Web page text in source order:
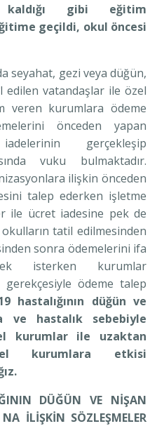
kaldığı gibi eğitim
geçildi, okul öncesi
seyahat, gezi veya düğün,
edilen vatandaşlar ile özel
veren kurumlara ödeme
önceden yapan
gerçekleşip
vuku bulmaktadır.
ilişkin önceden
talep ederken işletme
ile ücret iadesine pek de
tatil edilmesinden
sonra ödemelerini ifa
isterken kurumlar
ödeme talep
hastalığının düğün ve
ve hastalık sebebiyle
kurumlar ile uzaktan
kurumlara etkisi
DÜĞÜN VE NİŞAN
İLİŞKİN SÖZLEŞMELER